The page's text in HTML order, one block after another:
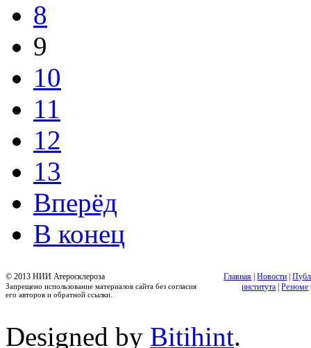
8
9
10
11
12
13
Вперёд
В конец
© 2013 НИИ Атеросклероза
Запрещено использование материалов сайта без согласия
его авторов и обратной ссылки.
Главная |Новости |
института |Резюме
Designed by Bitihint.